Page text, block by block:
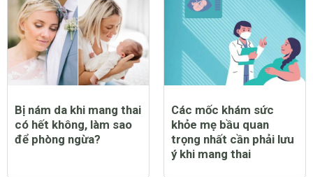
Bị nám da khi mang thai
có hết không, làm sao
để phòng ngừa?
Các mốc khám sức
khỏe mẹ bầu quan
trọng nhất cần phải lưu
ý khi mang thai